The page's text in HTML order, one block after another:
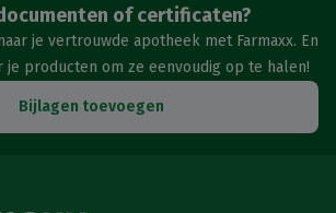
of certificaten?
je vertrouwde apotheek met Farmaxx. En
je producten om ze eenvoudig op te halen!
Bijlagen toevoegen